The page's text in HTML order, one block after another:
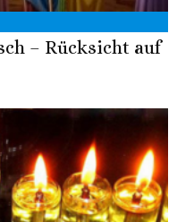
– Rücksicht auf